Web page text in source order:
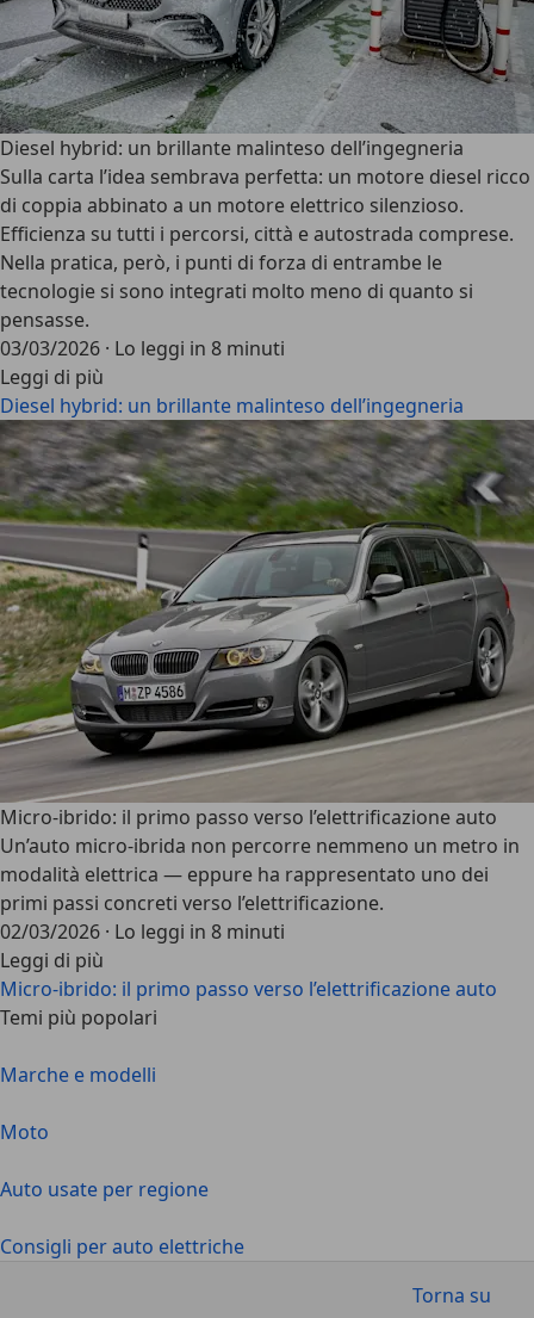
Diesel hybrid: un brillante malinteso dell’ingegneria
Sulla carta l’idea sembrava perfetta: un motore diesel ricco
di coppia abbinato a un motore elettrico silenzioso.
Efficienza su tutti i percorsi, città e autostrada comprese.
Nella pratica, però, i punti di forza di entrambe le
tecnologie si sono integrati molto meno di quanto si
pensasse.
03/03/2026 · Lo leggi in 8 minuti
Leggi di più
Diesel hybrid: un brillante malinteso dell’ingegneria
Micro-ibrido: il primo passo verso l’elettrificazione auto
Un’auto micro-ibrida non percorre nemmeno un metro in
modalità elettrica — eppure ha rappresentato uno dei
primi passi concreti verso l’elettrificazione.
02/03/2026 · Lo leggi in 8 minuti
Leggi di più
Micro-ibrido: il primo passo verso l’elettrificazione auto
Temi più popolari
Marche e modelli
Moto
Auto usate per regione
Consigli per auto elettriche
Torna su